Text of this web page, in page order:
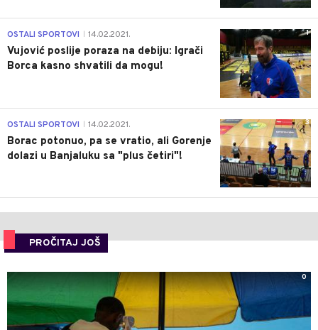
1
OSTALI SPORTOVI 14.02.2021.
Vujović poslije poraza na debiju: Igrači
Borca kasno shvatili da mogu!
3
OSTALI SPORTOVI 14.02.2021.
Borac potonuo, pa se vratio, ali Gorenje
dolazi u Banjaluku sa "plus četiri"!
PROČITAJ JOŠ
0